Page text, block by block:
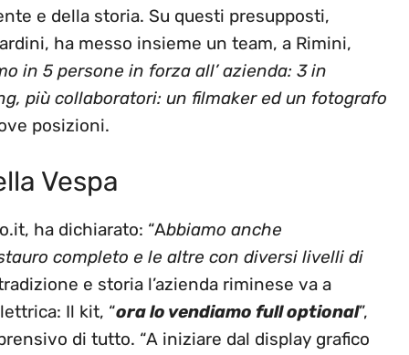
e della storia. Su questi presupposti,
ha messo insieme un team, a Rimini,
in 5 persone in forza all’ azienda: 3 in
più collaboratori: un filmaker ed un fotografo
posizioni.
Vespa
ha dichiarato: “Abbiamo anche
completo e le altre con diversi livelli di
e storia l’azienda riminese va a
Il kit, “ora lo vendiamo full optional”,
di tutto. “A iniziare dal display grafico